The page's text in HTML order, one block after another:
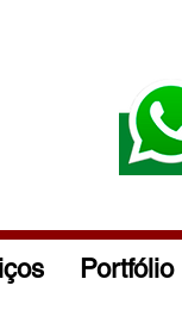
Portfólio